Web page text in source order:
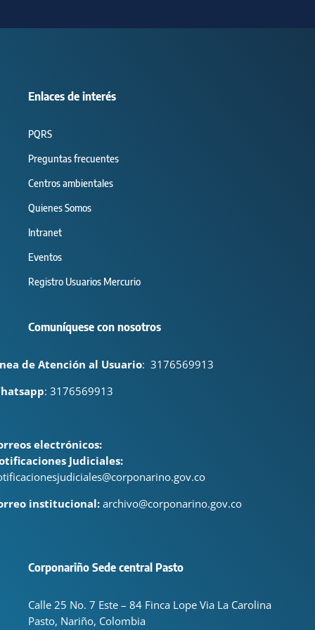
Enlaces de interés
PQRS
Preguntas frecuentes
Centros ambientales
Quienes Somos
Intranet
Eventos
Registro Usuarios Mercurio
Comuníquese con nosotros
de Atención al Usuario: 3176569913
: 3176569913
electrónicos:
Judiciales:
institucional: archivo@corponarino.gov.co
Corponariño Sede central Pasto
Calle 25 No. 7 Este – 84 Finca Lope Via La Carolina
Pasto, Nariño, Colombia